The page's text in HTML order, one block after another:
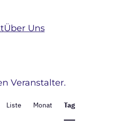
Über Uns
Veranstalter.
Liste Monat Tag